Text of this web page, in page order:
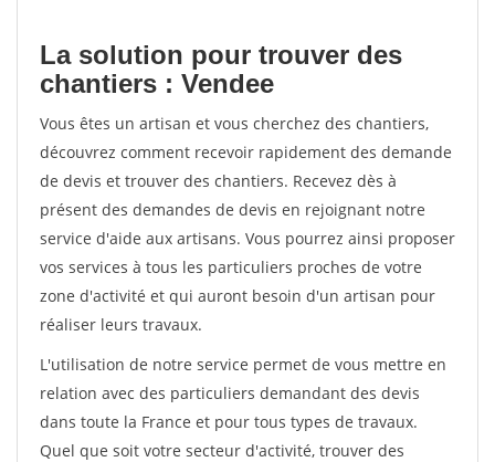
La solution pour trouver des
chantiers : Vendee
Vous êtes un artisan et vous cherchez des chantiers,
découvrez comment recevoir rapidement des demande
de devis et trouver des chantiers. Recevez dès à
présent des demandes de devis en rejoignant notre
service d'aide aux artisans. Vous pourrez ainsi proposer
vos services à tous les particuliers proches de votre
zone d'activité et qui auront besoin d'un artisan pour
réaliser leurs travaux.
L'utilisation de notre service permet de vous mettre en
relation avec des particuliers demandant des devis
dans toute la France et pour tous types de travaux.
Quel que soit votre secteur d'activité, trouver des